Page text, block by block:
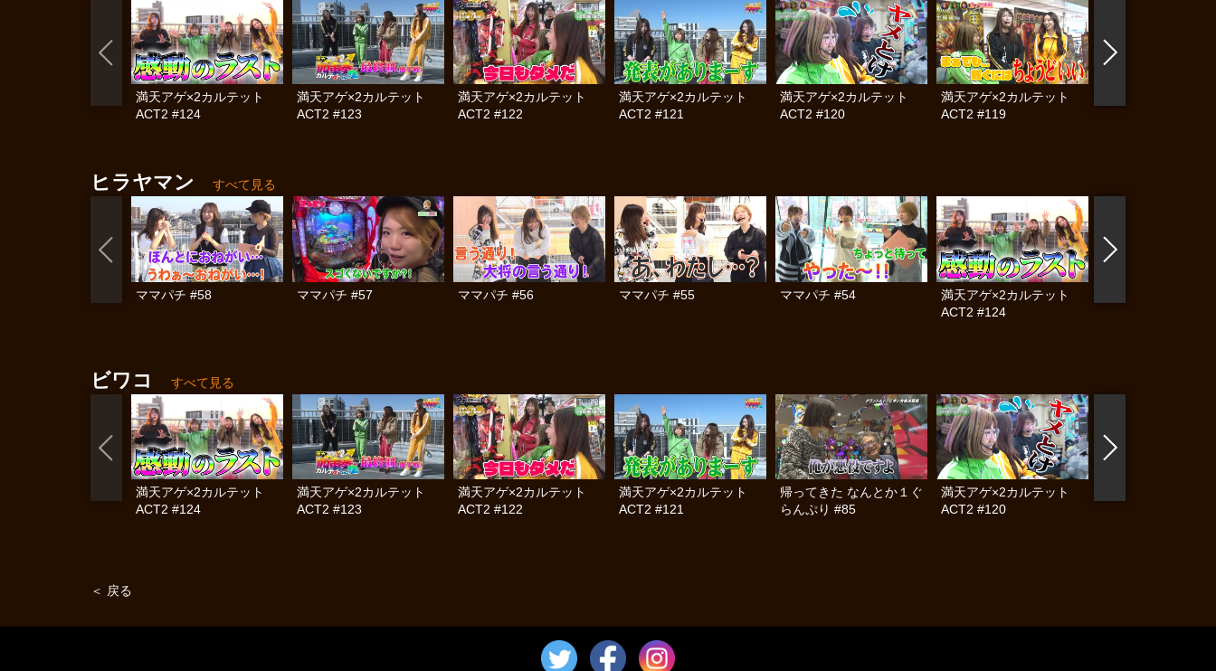
満天アゲ×2カルテット
ACT2 #124
満天アゲ×2カルテット
ACT2 #123
満天アゲ×2カルテット
ACT2 #122
満天アゲ×2カルテット
ACT2 #121
満天アゲ×2カルテット
ACT2 #120
満天アゲ×2カルテット
ACT2 #119
ヒラヤマン すべて見る
ママパチ #58 ママパチ #57 ママパチ #56 ママパチ #55 ママパチ #54
満天アゲ×2カルテット
ACT2 #124
ビワコ すべて見る
満天アゲ×2カルテット
ACT2 #124
満天アゲ×2カルテット
ACT2 #123
満天アゲ×2カルテット
ACT2 #122
満天アゲ×2カルテット
ACT2 #121
帰ってきた なんとか１ぐ
らんぷり #85
満天アゲ×2カルテット
ACT2 #120
＜ 戻る